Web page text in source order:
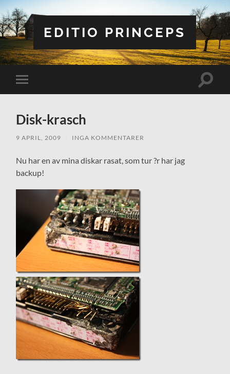
EDITIO PRINCEPS
Slå
på/av
Slå
Disk-krasch
9 APRIL, 2009 INGA KOMMENTARER
Nu har en av mina diskar rasat, som tur ?r har jag
backup!